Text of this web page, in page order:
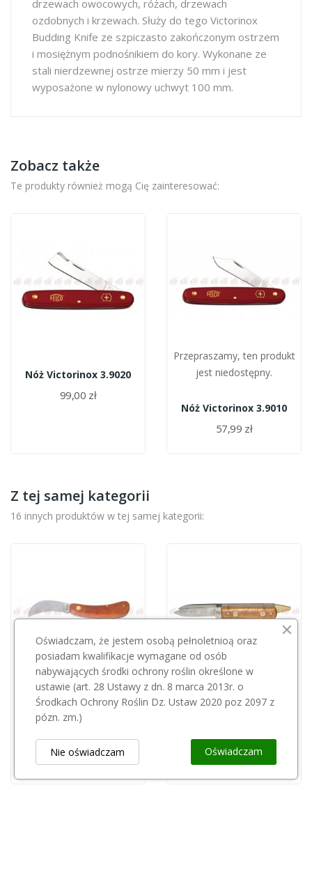
drzewach owocowych, różach, drzewach
ozdobnych i krzewach. Służy do tego Victorinox
Budding Knife ze szpiczasto zakończonym ostrzem
i mosiężnym podnośnikiem do kory. Wykonane ze
stali nierdzewnej ostrze mierzy 50 mm i jest
wyposażone w nylonowy uchwyt 100 mm.
Zobacz także
Te produkty również mogą Cię zainteresować:
Nóż Victorinox 3.9020
99,00 zł
Przepraszamy, ten produkt
jest niedostępny.
Nóż Victorinox 3.9010
57,99 zł
Z tej samej kategorii
16 innych produktów w tej samej kategorii:
Nóż Gerlach sierpak 394
24,00 zł
Przepraszamy, ten produkt
jest niedostępny.
540,01 zł
Oświadczam, że jestem osobą pełnoletnioą oraz
posiadam kwalifikacje wymagane od osób
nabywających środki ochrony roślin określone w
ustawie (art. 28 Ustawy z dn. 8 marca 2013r. o
Środkach Ochrony Roślin Dz. Ustaw 2020 poz 2097 z
pózn. zm.)
Oświadczam
Nie oświadczam